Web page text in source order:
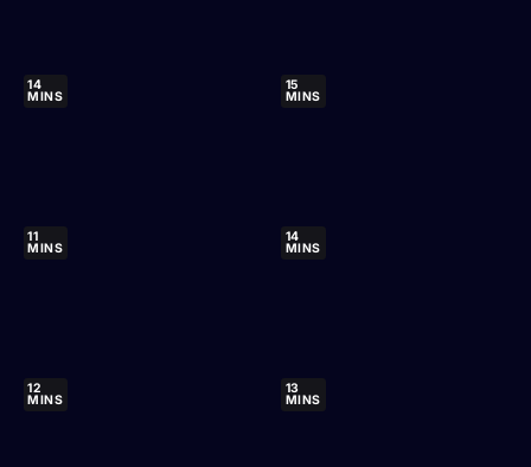
14
MINS
15
MINS
11
MINS
14
MINS
12
MINS
13
MINS